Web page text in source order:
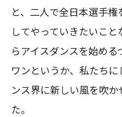
と、二人で全日本選手
してやっていきたいこ
らアイスダンスを始め
ワンというか、私たち
ンス界に新しい風を吹
た。